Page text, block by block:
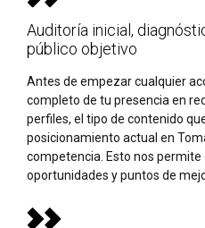
Auditoría inicial,
público objetivo
Antes de empezar cualquier
completo de tu presencia en
perfiles, el tipo de contenido
posicionamiento actual en
competencia. Esto nos
oportunidades y puntos de